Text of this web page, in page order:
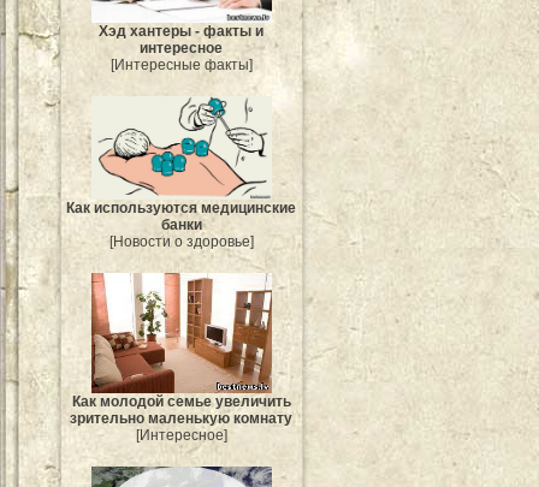
Хэд хантеры - факты и
интересное
[Интересные факты]
Как используются медицинские
банки
[Новости о здоровье]
Как молодой семье увеличить
зрительно маленькую комнату
[Интересное]